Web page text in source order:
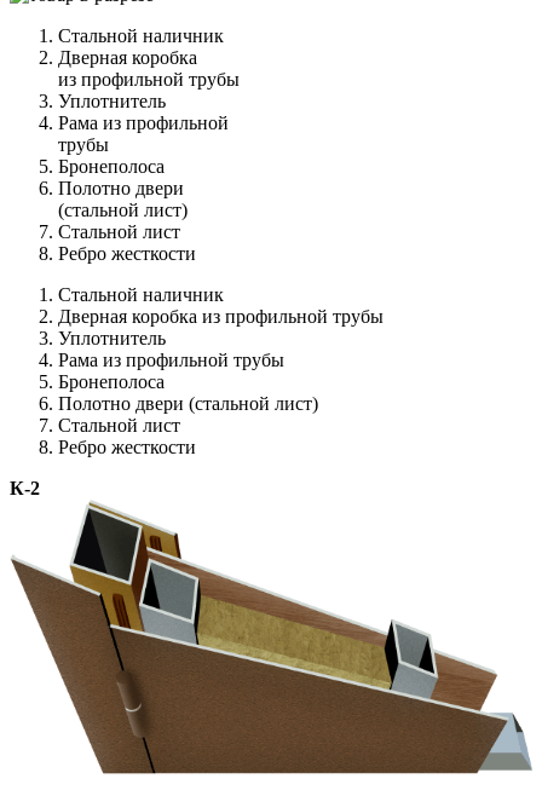
Стальной наличник
Дверная коробка
из профильной трубы
Уплотнитель
Рама из профильной
трубы
Бронеполоса
Полотно двери
(стальной лист)
Стальной лист
Ребро жесткости
Стальной наличник
Дверная коробка из профильной трубы
Уплотнитель
Рама из профильной трубы
Бронеполоса
Полотно двери (стальной лист)
Стальной лист
Ребро жесткости
К-2